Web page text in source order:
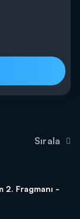
ile dram
sinyalini veren
sayıyor.
Özge
Atakan
Sırala
2. Fragmanı -